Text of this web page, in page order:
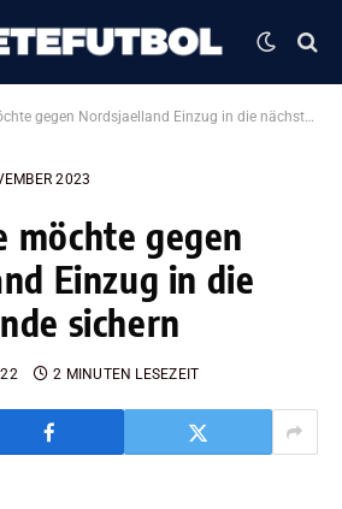
gegen Nordsjaelland Einzug in die nächste Runde sichern
2023
möchte gegen
Einzug in die
sichern
22 2 MINUTEN LESEZEIT